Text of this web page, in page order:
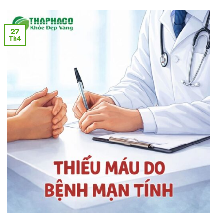
27
Th4